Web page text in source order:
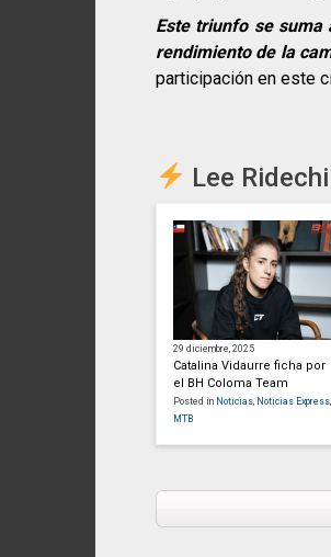
Este triunfo se suma
rendimiento de la
participación en este
Lee
29 diciembre, 2025
Catalina Vidaurre ficha por
el BH Coloma Team
Posted in Noticias Noticias Express
MTB